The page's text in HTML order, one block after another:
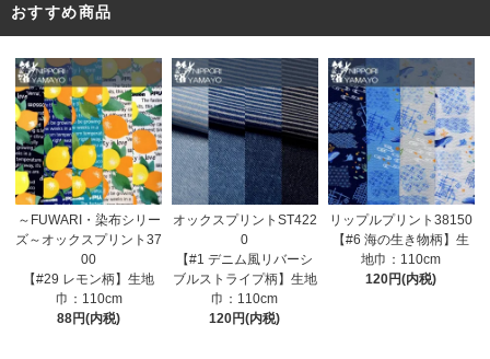
おすすめ商品
～FUWARI・染布シリー
ズ～オックスプリント37
00
【#29 レモン柄】生地
巾：110cm
88円(内税)
オックスプリントST422
0
【#1 デニム風リバーシ
ブルストライプ柄】生地
巾：110cm
120円(内税)
リップルプリント38150
【#6 海の生き物柄】生
地巾：110cm
120円(内税)